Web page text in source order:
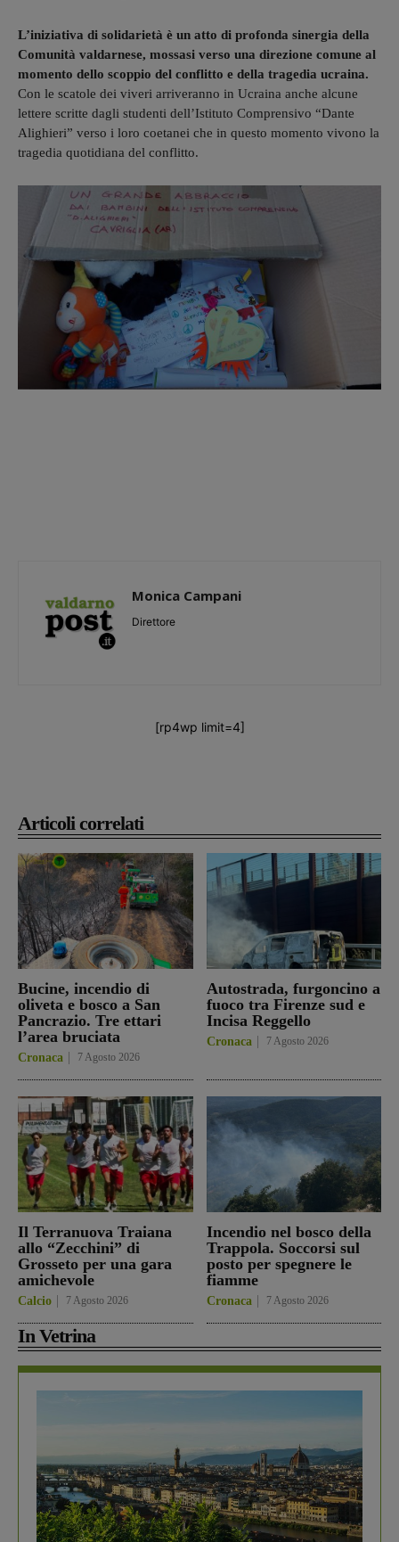
Articoli correlati
Bucine, incendio di
oliveta e bosco a San
Pancrazio. Tre ettari
l’area bruciata
Cronaca 7 Agosto 2026
Autostrada, furgoncino a
fuoco tra Firenze sud e
Incisa Reggello
Cronaca 7 Agosto 2026
Il Terranuova Traiana
allo “Zecchini” di
Grosseto per una gara
amichevole
Calcio 7 Agosto 2026
Incendio nel bosco della
Trappola. Soccorsi sul
posto per spegnere le
fiamme
Cronaca 7 Agosto 2026
In Vetrina
L’iniziativa di solidarietà è un atto di profonda sinergia della
Comunità valdarnese, mossasi verso una direzione comune al
momento dello scoppio del conflitto e della tragedia ucraina.
Con le scatole dei viveri arriveranno in Ucraina anche alcune
lettere scritte dagli studenti dell’Istituto Comprensivo “Dante
Alighieri” verso i loro coetanei che in questo momento vivono la
tragedia quotidiana del conflitto.
Monica Campani
Direttore
[rp4wp limit=4]